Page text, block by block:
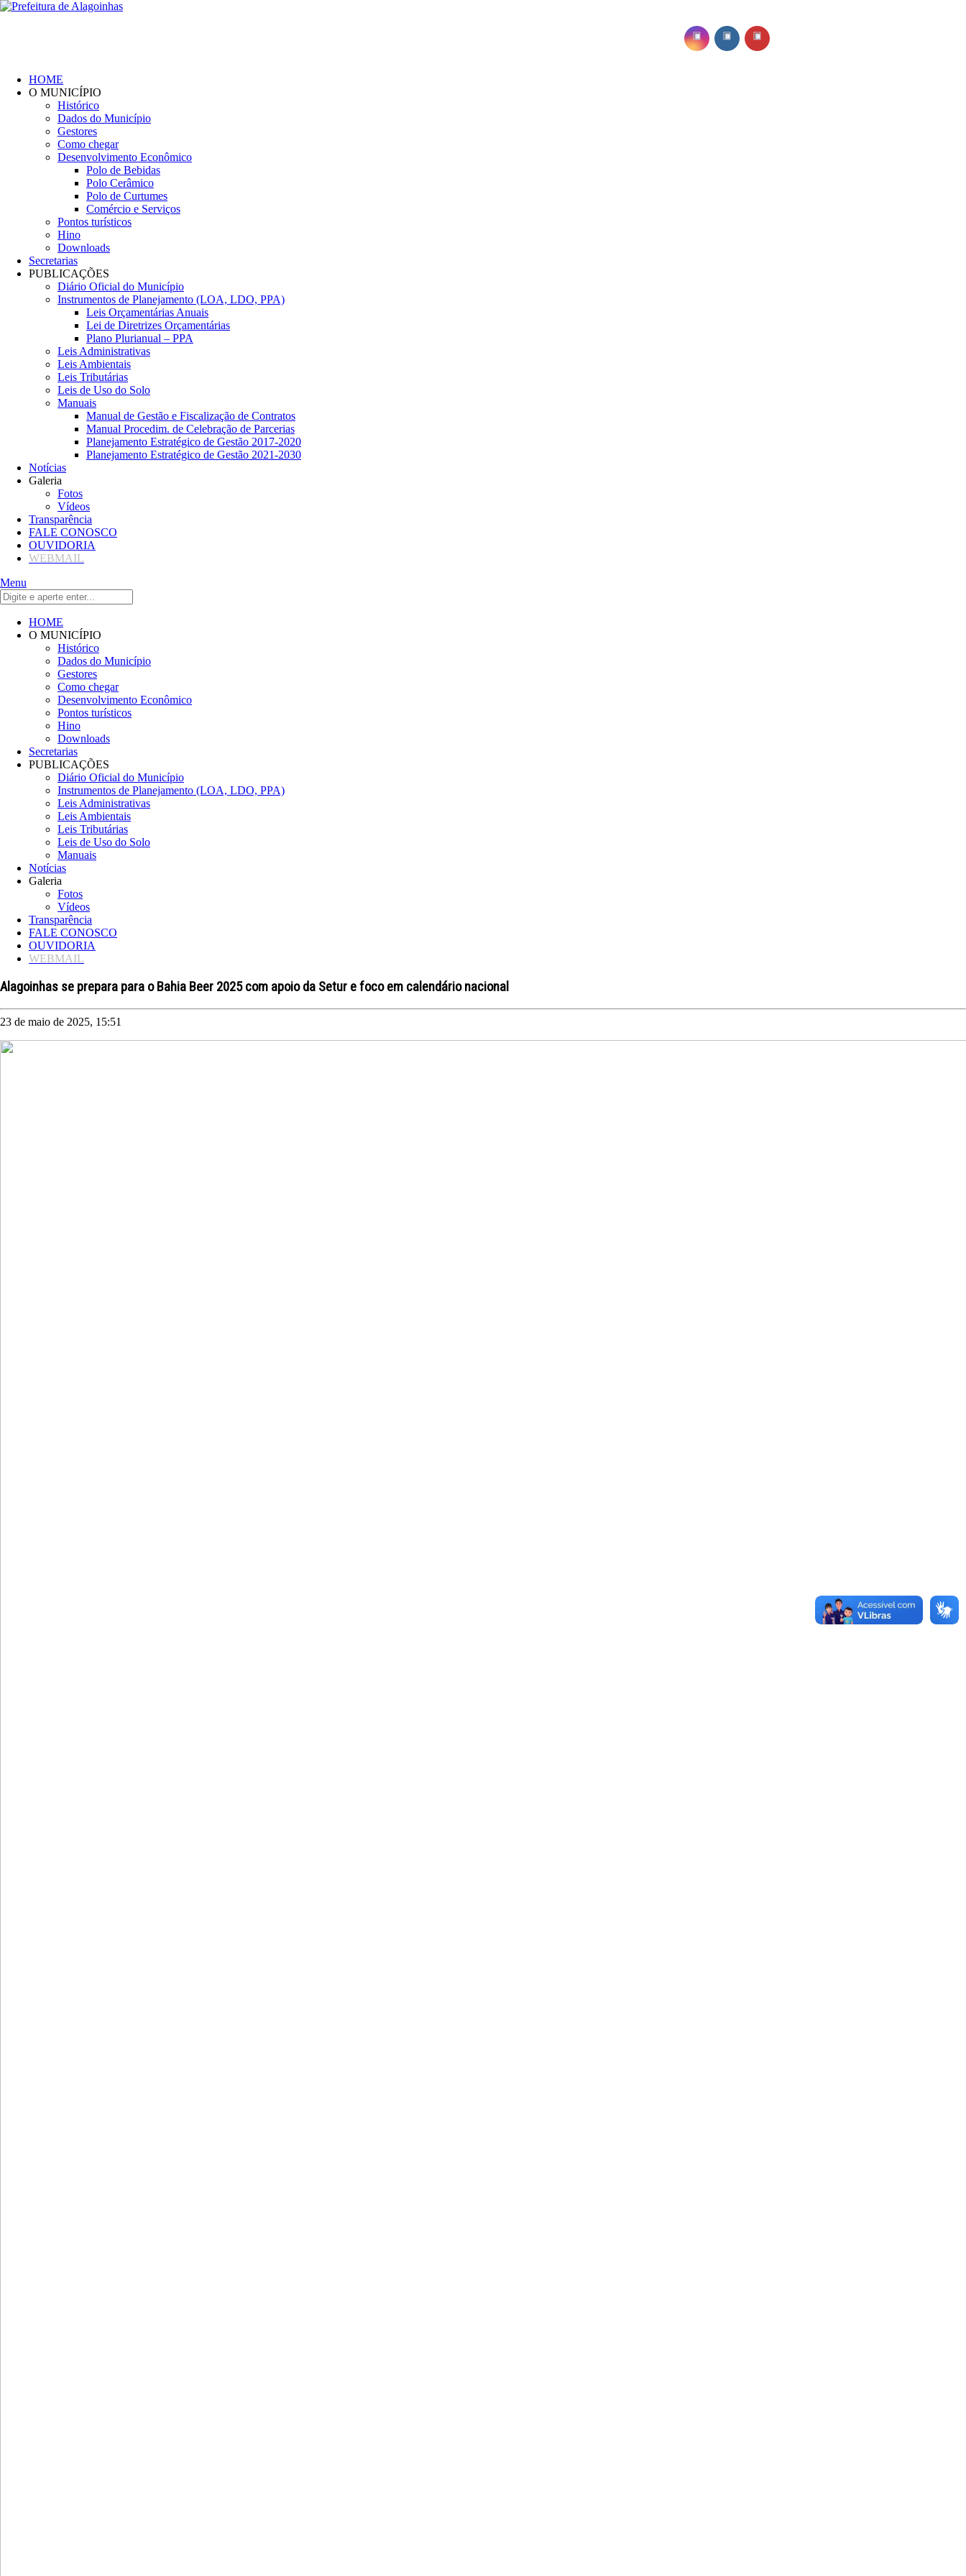
HOME
O MUNICÍPIO
Histórico
Dados do Município
Gestores
Como chegar
Desenvolvimento Econômico
Polo de Bebidas
Polo Cerâmico
Polo de Curtumes
Comércio e Serviços
Pontos turísticos
Hino
Downloads
Secretarias
PUBLICAÇÕES
Diário Oficial do Município
Instrumentos de Planejamento (LOA, LDO, PPA)
Leis Orçamentárias Anuais
Lei de Diretrizes Orçamentárias
Plano Plurianual – PPA
Leis Administrativas
Leis Ambientais
Leis Tributárias
Leis de Uso do Solo
Manuais
Manual de Gestão e Fiscalização de Contratos
Manual Procedim. de Celebração de Parcerias
Planejamento Estratégico de Gestão 2017-2020
Planejamento Estratégico de Gestão 2021-2030
Notícias
Galeria
Fotos
Vídeos
Transparência
FALE CONOSCO
OUVIDORIA
WEBMAIL
Menu
HOME
O MUNICÍPIO
Histórico
Dados do Município
Gestores
Como chegar
Desenvolvimento Econômico
Pontos turísticos
Hino
Downloads
Secretarias
PUBLICAÇÕES
Diário Oficial do Município
Instrumentos de Planejamento (LOA, LDO, PPA)
Leis Administrativas
Leis Ambientais
Leis Tributárias
Leis de Uso do Solo
Manuais
Notícias
Galeria
Fotos
Vídeos
Transparência
FALE CONOSCO
OUVIDORIA
WEBMAIL
Alagoinhas se prepara para o Bahia Beer 2025 com apoio da Setur e foco em calendário nacional
23 de maio de 2025, 15:51